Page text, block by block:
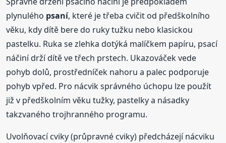
plynulého psaní, které je třeba cvičit od předškolního
věku, kdy dítě bere do ruky tužku nebo klasickou
pastelku. Ruka se zlehka dotýká malíčkem papíru, psací
náčiní drží dítě ve třech prstech. Ukazováček vede
pohyb dolů, prostředníček nahoru a palec podporuje
pohyb vpřed. Pro nácvik správného úchopu lze použít
již v předškolním věku tužky, pastelky a násadky
takzvaného trojhranného programu.
Uvolňovací cviky (průpravné cviky) předcházejí nácviku